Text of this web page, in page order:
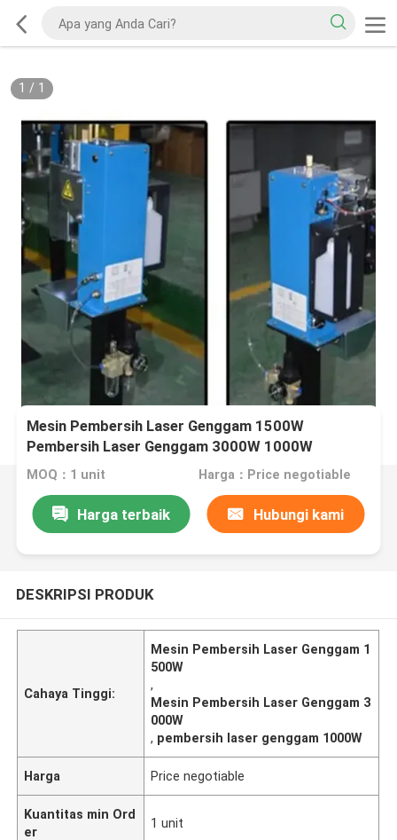
1 / 1
Mesin Pembersih Laser Genggam 1500W
Pembersih Laser Genggam 3000W 1000W
MOQ：1 unit Harga：Price negotiable
Harga terbaik Hubungi kami
DESKRIPSI PRODUK
Cahaya Tinggi:
Mesin Pembersih Laser Genggam 1
500W
,
Mesin Pembersih Laser Genggam 3
000W
, pembersih laser genggam 1000W
Harga Price negotiable
Kuantitas min Ord
er
1 unit